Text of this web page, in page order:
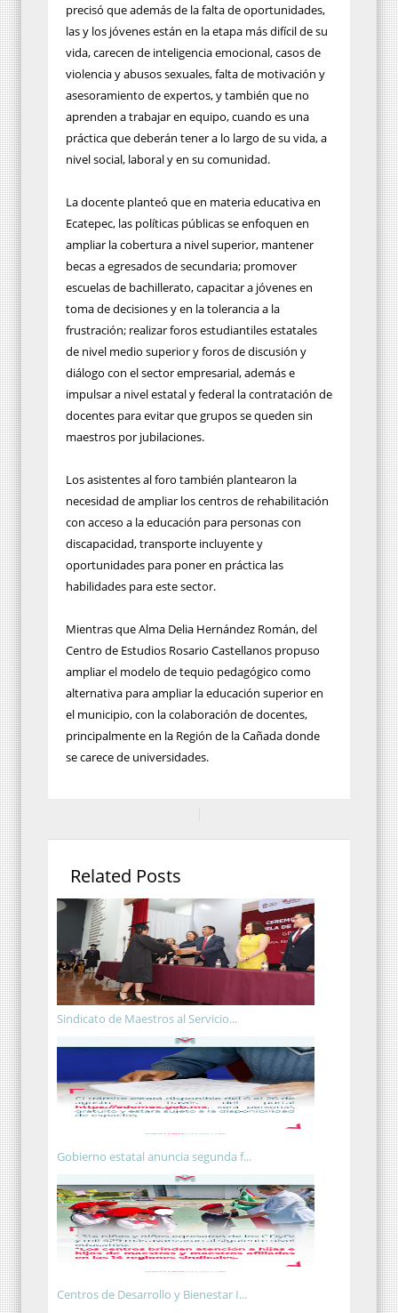
precisó que además de la falta de oportunidades,
las y los jóvenes están en la etapa más difícil de su
vida, carecen de inteligencia emocional, casos de
violencia y abusos sexuales, falta de motivación y
asesoramiento de expertos, y también que no
aprenden a trabajar en equipo, cuando es una
práctica que deberán tener a lo largo de su vida, a
nivel social, laboral y en su comunidad.
La docente planteó que en materia educativa en
Ecatepec, las políticas públicas se enfoquen en
ampliar la cobertura a nivel superior, mantener
becas a egresados de secundaria; promover
escuelas de bachillerato, capacitar a jóvenes en
toma de decisiones y en la tolerancia a la
frustración; realizar foros estudiantiles estatales
de nivel medio superior y foros de discusión y
diálogo con el sector empresarial, además e
impulsar a nivel estatal y federal la contratación de
docentes para evitar que grupos se queden sin
maestros por jubilaciones.
Los asistentes al foro también plantearon la
necesidad de ampliar los centros de rehabilitación
con acceso a la educación para personas con
discapacidad, transporte incluyente y
oportunidades para poner en práctica las
habilidades para este sector.
Mientras que Alma Delia Hernández Román, del
Centro de Estudios Rosario Castellanos propuso
ampliar el modelo de tequio pedagógico como
alternativa para ampliar la educación superior en
el municipio, con la colaboración de docentes,
principalmente en la Región de la Cañada donde
se carece de universidades.
Related Posts
Sindicato de Maestros al Servicio...
Gobierno estatal anuncia segunda f...
Centros de Desarrollo y Bienestar I...